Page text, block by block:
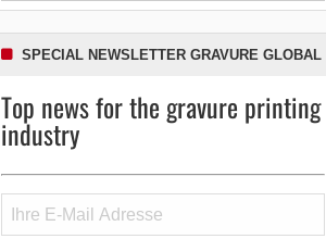
SPECIAL NEWSLETTER GRAVURE GLOBAL
Top news for the gravure printing
industry